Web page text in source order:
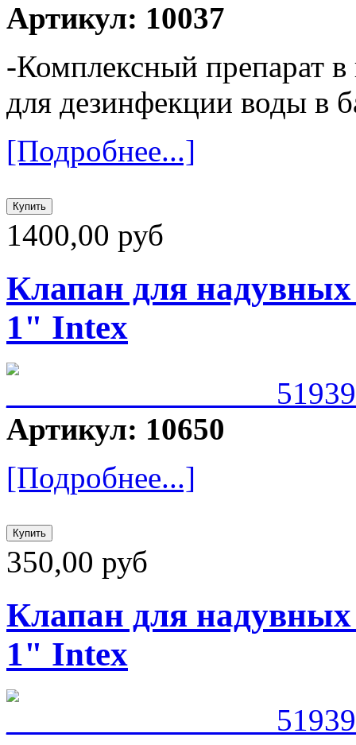
Артикул: 10037
-Комплексный препарат
для дезинфекции воды в
[Подробнее...]
1400,00 руб
Клапан для
1" Intex
Артикул: 10650
[Подробнее...]
350,00 руб
Клапан для
1" Intex